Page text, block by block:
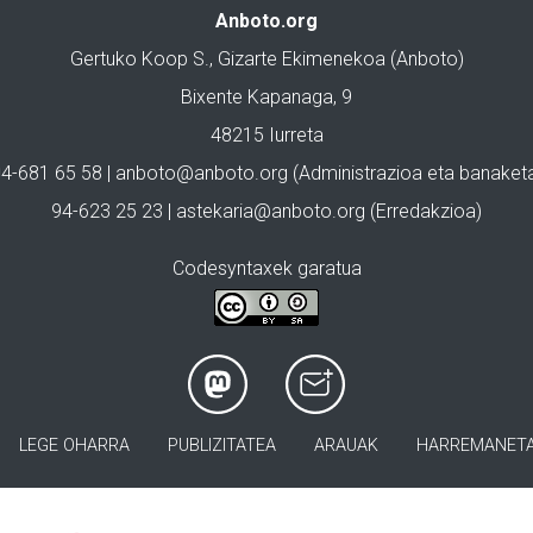
Anboto.org
Gertuko Koop S., Gizarte Ekimenekoa (Anboto)
Bixente Kapanaga, 9
48215 Iurreta
681 65 58 | anboto@anboto.org (Administrazioa eta
94-623 25 23 | astekaria@anboto.org (Erredakzioa)
Codesyntaxek garatua
LEGE OHARRA PUBLIZITATEA ARAUAK